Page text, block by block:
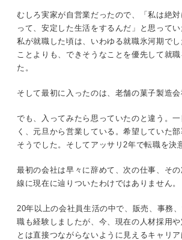
むしろ実家が自営業だったので、「私は絶
って、安定した生活をするんだ」と思ってい
私が就職した頃は、いわゆる就職氷河期で
ことよりも、できそうなことを優先して就
た。
そして最初に入ったのは、老舗の菓子製造会
でも、入ってみたら思っていたのと違う。
く、元旦から営業している。希望していた
そうでした。そしてアッサリ2年で転職を決
最初の会社は早々に辞めて、次の仕事、そ
線に現在に辿りついたわけではありません。
20年以上の会社員生活の中で、販売、事務
職も経験しましたが、今、現在の人材採用
とは直接つながらないように見えるキャリア
家で寝ているだけでは、偶発性は起きない
就職できなくても、人生は続く